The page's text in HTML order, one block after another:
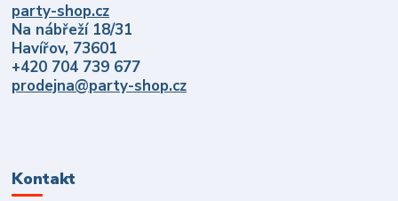
party-shop.cz
Na nábřeží 18/31
Havířov, 73601
+420 704 739 677
prodejna@party-shop.cz
Kontakt